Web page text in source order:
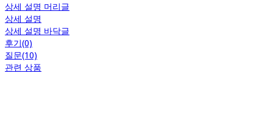
상세 설명 머리글
상세 설명
상세 설명 바닥글
후기(0)
질문(10)
관련 상품